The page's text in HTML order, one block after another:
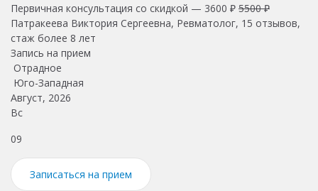
Первичная консультация со скидкой — 3600 ₽ 5500 ₽
Патракеева Виктория Сергеевна, Ревматолог, 15 отзывов,
стаж более 8 лет
Запись на прием
Отрадное
Юго-Западная
Август, 2026
Вс
09
Записаться на прием